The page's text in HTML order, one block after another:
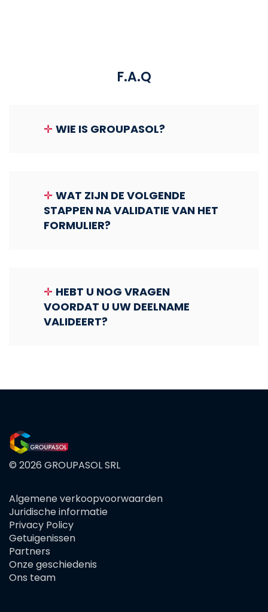
F.A.Q
✛ WIE IS GROUPASOL?
✛ WAT ZIJN DE VOLGENDE
STAPPEN NA VALIDATIE VAN HET
FORMULIER?
✛ HEBT U NOG VRAGEN
VOORDAT U UW DEELNAME
VALIDEERT?
© 2026 GROUPASOL SRL
FOOTER
MENU
Algemene verkoopvoorwaarden
Juridische informatie
Privacy Policy
Getuigenissen
Partners
Onze geschiedenis
Ons team